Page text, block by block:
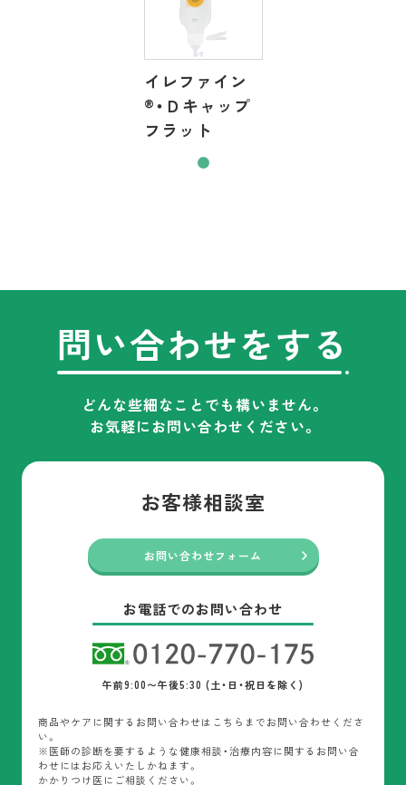
イレファイン
®・Ｄキャップ
フラット
問い合わせをする
どんな些細なことでも構いません。
お気軽にお問い合わせください。
お客様相談室
お問い合わせフォーム
お電話でのお問い合わせ
午前9:00〜午後5:30 (土・日・祝日を除く)
商品やケアに関するお問い合わせはこちらまでお問い合わせくださ
い。
※医師の診断を要するような健康相談・治療内容に関するお問い合
わせにはお応えいたしかねます。
かかりつけ医にご相談ください。